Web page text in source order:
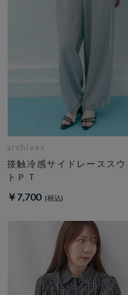
archives
接触冷感サイドレーススウ
トＰＴ
￥7,700